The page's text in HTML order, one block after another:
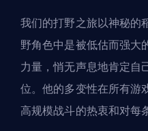
我们的打野之旅以神秘的
野角色中是被低估而强大
力量，悄无声息地肯定自
位。他的多变性在所有游
高规模战斗的热衷和对每